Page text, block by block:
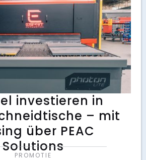
investieren in
– mit
über PEAC
Solutions
PROMOTIE